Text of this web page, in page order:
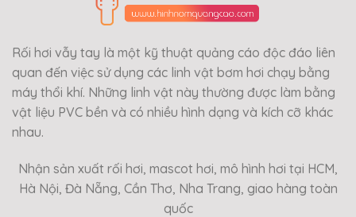
Rối hơi vẫy tay là một kỹ thuật quảng cáo độc đáo liên
quan đến việc sử dụng các linh vật bơm hơi chạy bằng
máy thổi khí. Những linh vật này thường được làm bằng
vật liệu PVC bền và có nhiều hình dạng và kích cỡ khác
nhau.
Nhận sản xuất rối hơi, mascot hơi, mô hình hơi tại HCM,
Hà Nội, Đà Nẵng, Cần Thơ, Nha Trang, giao hàng toàn
quốc